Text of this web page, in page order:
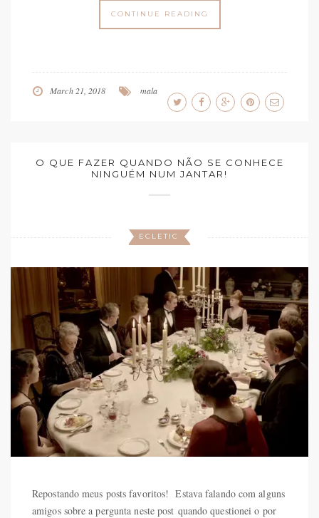
CONTINUE READING
March 21, 2018 mala
O QUE FAZER QUANDO NÃO SE CONHECE
NINGUÉM NUM JANTAR!
ECLETIC
Repostando meus posts favoritos! Estava falando com alguns
amigos sobre a pergunta neste post quando questionei o por